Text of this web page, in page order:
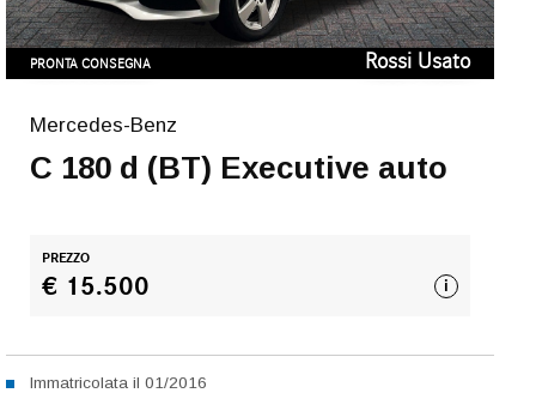
Mercedes-Benz
C 180 d (BT) Executive auto
PRONTA CONSEGNA Rossi Usato
PREZZO
€ 15.500 i
Immatricolata il 01/2016